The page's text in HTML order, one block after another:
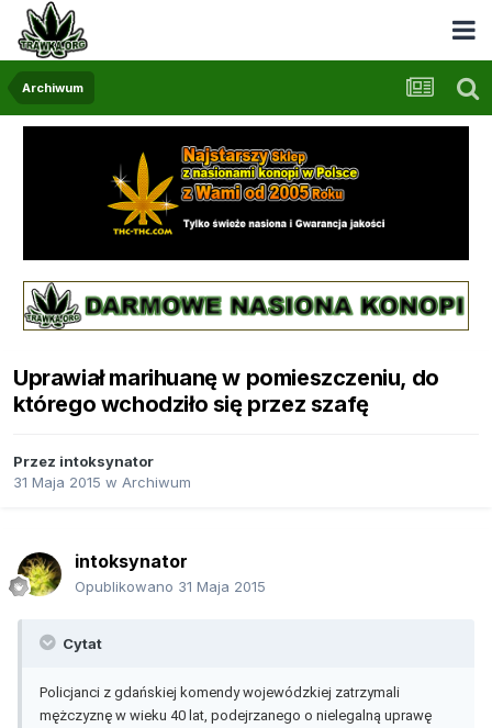
Archiwum
Uprawiał marihuanę w pomieszczeniu, do
którego wchodziło się przez szafę
Przez intoksynator
31 Maja 2015 w Archiwum
intoksynator
Opublikowano 31 Maja 2015
Cytat
Policjanci z gdańskiej komendy wojewódzkiej zatrzymali
mężczyznę w wieku 40 lat, podejrzanego o nielegalną uprawę